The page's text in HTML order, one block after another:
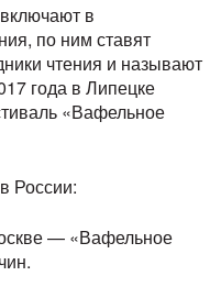
в
по ним ставят
чтения и называют
года в Липецке
«Вафельное
России:
— «Вафельное